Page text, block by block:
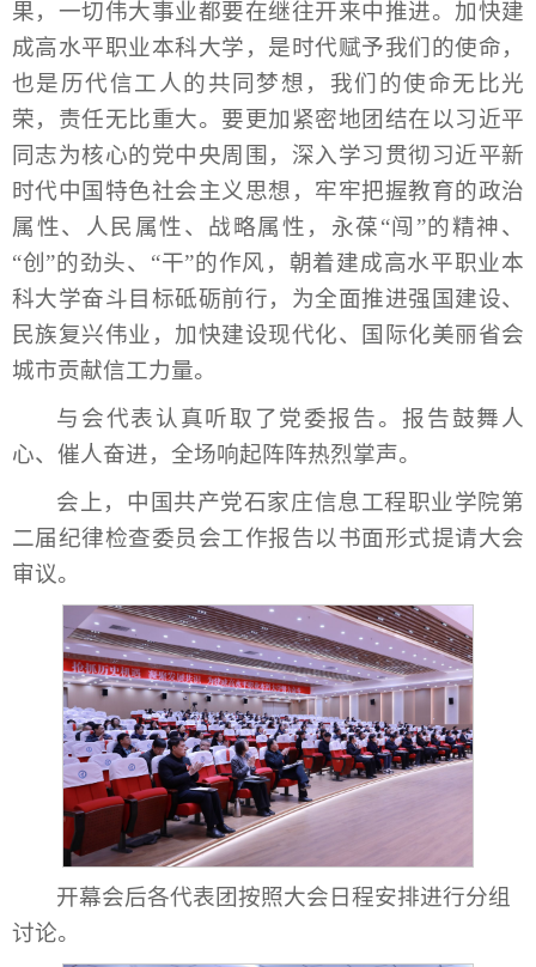
果，一切伟大事业都要在继往开来中推进。加快建
成高水平职业本科大学，是时代赋予我们的使命，
也是历代信工人的共同梦想，我们的使命无比光
荣，责任无比重大。要更加紧密地团结在以习近平
同志为核心的党中央周围，深入学习贯彻习近平新
时代中国特色社会主义思想，牢牢把握教育的政治
属性、人民属性、战略属性，永葆“闯”的精神、
“创”的劲头、“干”的作风，朝着建成高水平职业本
科大学奋斗目标砥砺前行，为全面推进强国建设、
民族复兴伟业，加快建设现代化、国际化美丽省会
城市贡献信工力量。
与会代表认真听取了党委报告。报告鼓舞人
心、催人奋进，全场响起阵阵热烈掌声。
会上，中国共产党石家庄信息工程职业学院第
二届纪律检查委员会工作报告以书面形式提请大会
审议。
开幕会后各代表团按照大会日程安排进行分组
讨论。